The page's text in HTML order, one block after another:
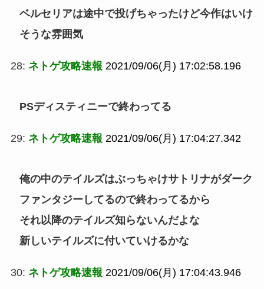
ベルセリアは途中で投げちゃったけど今作はいけ
そうな雰囲気
28: ネトゲ攻略速報 2021/09/06(月) 17:02:58.196
PSディスティニーで終わってる
29: ネトゲ攻略速報 2021/09/06(月) 17:04:27.342
俺の中のテイルズはぶっちゃけサトリナがダーク
ファンタジーしてるので終わってるから
それ以降のテイルズ知らないんだよな
新しいテイルズに付いていけるかな
30: ネトゲ攻略速報 2021/09/06(月) 17:04:43.946